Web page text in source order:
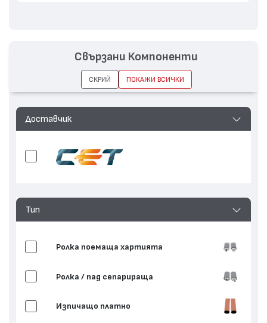
Доставчик
Тип
Ролка поемаща хартията
Ролка / пад сепарираща
Изпичащо платно
Свързани Компоненти
СКРИЙ ПОКАЖИ ВСИЧКИ